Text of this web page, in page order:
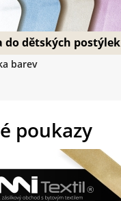
do dětských postýlek
barev
poukazy